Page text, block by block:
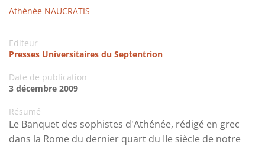
Athénée NAUCRATIS
Editeur
Presses Universitaires du Septentrion
Date de publication
3 décembre 2009
Résumé
Le Banquet des sophistes d'Athénée, rédigé en grec
dans la Rome du dernier quart du IIe siècle de notre